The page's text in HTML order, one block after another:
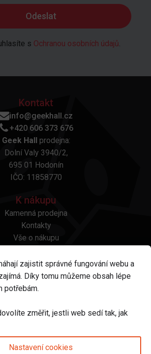
s Ochranou osobních údajů
Kontakt
info@geekhall.cz
+420 606 373 676
Geek Hall prodejna:
Dolní Valy 3940/2,
695 01 Hodonín
IČO: 11858770
K nákupu
Kamenná prodejna
Kontakty
Vše o nákupu
Platba a doprava
Reklamace a vrácení
Obchodní podmínky
od smlouvy
Sledujte nás na
zajistit správné fungování webu a
Díky tomu můžeme obsah lépe
potřebám.
změřit, jestli web sedí tak, jak
Nastavení cookies